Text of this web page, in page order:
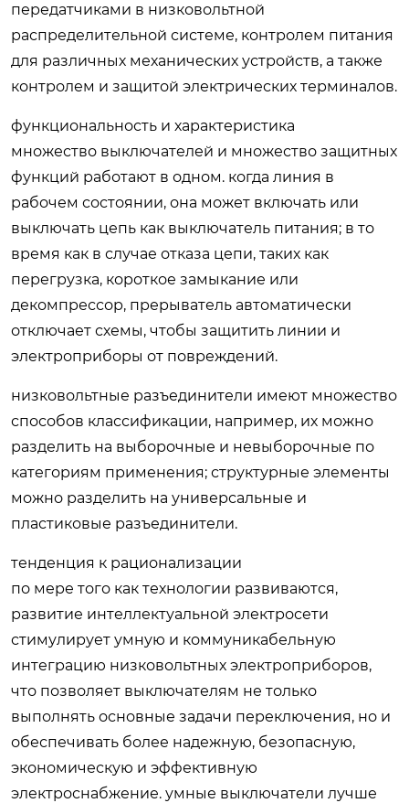
передатчиками в низковольтной
распределительной системе, контролем питания
для различных механических устройств, а также
контролем и защитой электрических терминалов.
функциональность и характеристика
множество выключателей и множество защитных
функций работают в одном. когда линия в
рабочем состоянии, она может включать или
выключать цепь как выключатель питания; в то
время как в случае отказа цепи, таких как
перегрузка, короткое замыкание или
декомпрессор, прерыватель автоматически
отключает схемы, чтобы защитить линии и
электроприборы от повреждений.
низковольтные разъединители имеют множество
способов классификации, например, их можно
разделить на выборочные и невыборочные по
категориям применения; структурные элементы
можно разделить на универсальные и
пластиковые разъединители.
тенденция к рационализации
по мере того как технологии развиваются,
развитие интеллектуальной электросети
стимулирует умную и коммуникабельную
интеграцию низковольтных электроприборов,
что позволяет выключателям не только
выполнять основные задачи переключения, но и
обеспечивать более надежную, безопасную,
экономическую и эффективную
электроснабжение. умные выключатели лучше